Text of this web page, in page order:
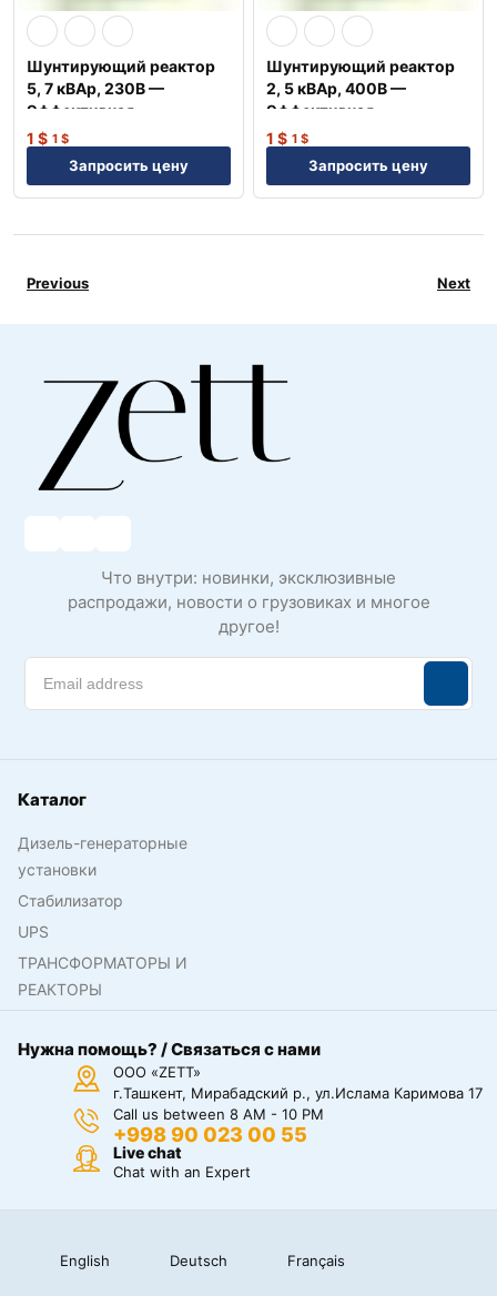
Шунтирующий реактор
5, 7 кВАр, 230В —
Эффективная
компенсация NEP
1 $ 1 $
Запросить цену
Шунтирующий реактор
2, 5 кВАр, 400В —
Эффективная
компенсация NEP
1 $ 1 $
Запросить цену
Previous Next
Что внутри: новинки, эксклюзивные
распродажи, новости о грузовиках и многое
другое!
Каталог
Дизель-генераторные
установки
Стабилизатор
UPS
ТРАНСФОРМАТОРЫ И
РЕАКТОРЫ
Нужна помощь? / Связаться с нами
ООО «ZETT»
г.Ташкент, Мирабадский р., ул.Ислама Каримова 17
Call us between 8 AM - 10 PM
+998 90 023 00 55
Live chat
Chat with an Expert
English Deutsch Français